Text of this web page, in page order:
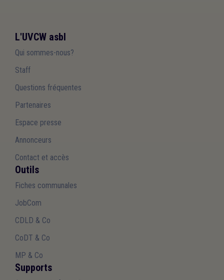
L'UVCW asbl
Qui sommes-nous?
Staff
Questions fréquentes
Partenaires
Espace presse
Annonceurs
Contact et accès
Outils
Fiches communales
JobCom
CDLD & Co
CoDT & Co
MP & Co
Supports